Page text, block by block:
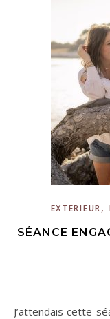
EXTERIEUR,
SÉANCE
J’attendais cette séance depuis longtemps … 🥹 Ces deux